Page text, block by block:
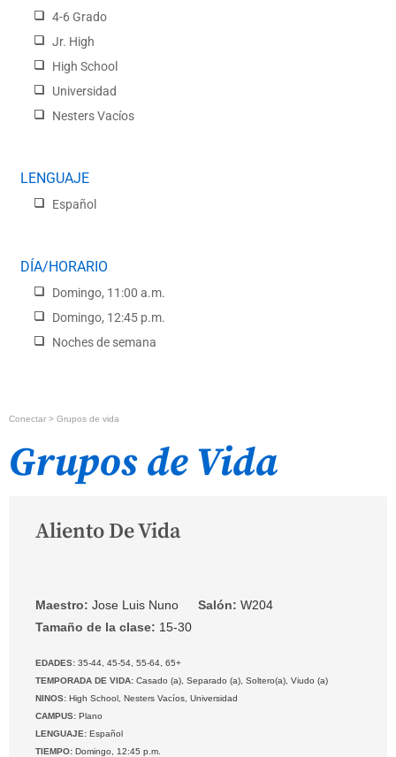
4-6 Grado
Jr. High
High School
Universidad
Nesters Vacíos
LENGUAJE
Español
DÍA/HORARIO
Domingo, 11:00 a.m.
Domingo, 12:45 p.m.
Noches de semana
Conectar > Grupos de vida
Grupos de Vida
Aliento De Vida
Maestro: Jose Luis Nuno Salón: W204
Tamaño de la clase: 15-30
EDADES: 35-44, 45-54, 55-64, 65+
TEMPORADA DE VIDA: Casado (a), Separado (a), Soltero(a), Viudo (a)
NINOS: High School, Nesters Vacíos, Universidad
CAMPUS: Plano
LENGUAJE: Español
TIEMPO: Domingo, 12:45 p.m.